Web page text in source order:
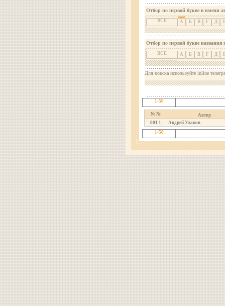
Отбор по первой букве в имени
ВСЕ А Б В Г Д
Отбор по первой букве названия
ВСЕ А Б В Г Д
Для поиска используйте inline
1-50
№ №
Автор
001 1
Андрей Уланов
1-50